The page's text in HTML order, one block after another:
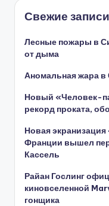
Свежие записи
Лесные пожары в
от дыма
Аномальная жара в
Новый «Человек-
рекорд проката,
Новая
Франции вышел
Кассель
Райан Гослинг
киновселенной
гонщика